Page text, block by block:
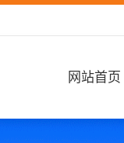
网站首页